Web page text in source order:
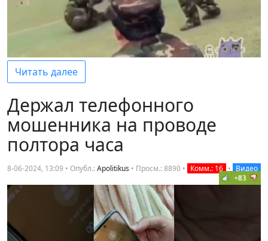
Читать далее
Держал телефонного
мошенника на проводе
полтора часа
8-06-2024, 13:09 • Опубл.:Apolitikus • Просм.: 8890 • Комм.: 16 • Видео
+83